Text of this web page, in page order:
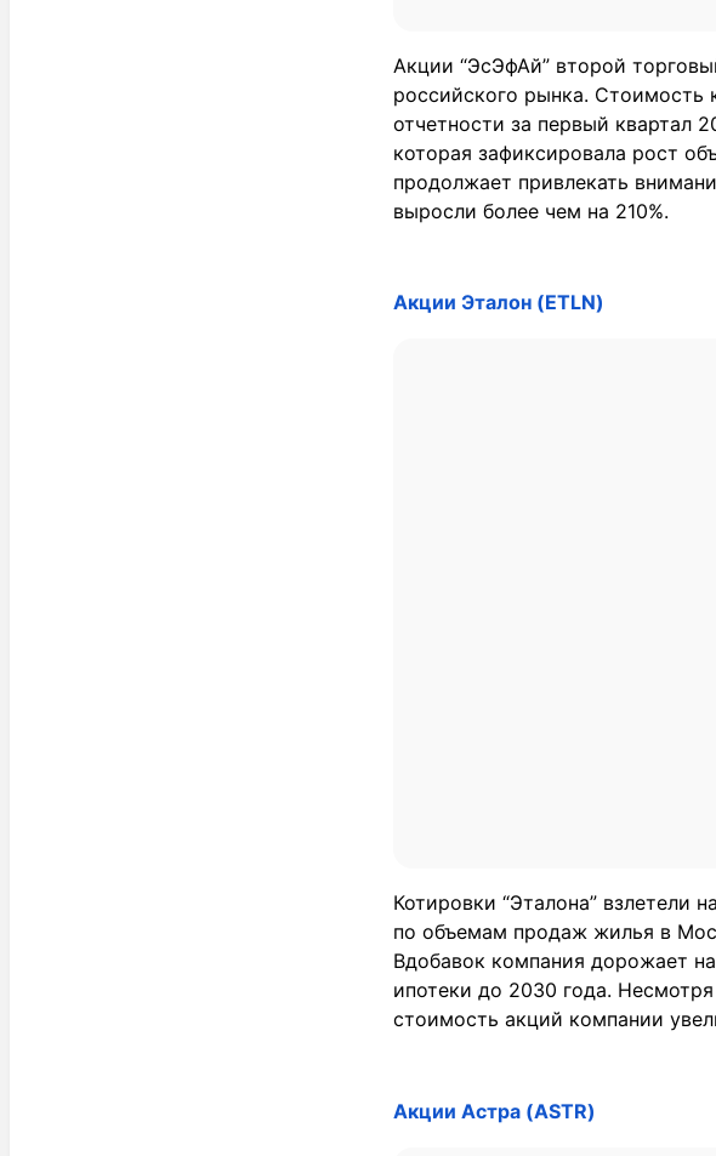
Акции “ЭсЭфАй” второй
российского рынка. Стоимость
отчетности за первый квартал
которая зафиксировала рост
продолжает привлекать
выросли более чем на 210%.
Акции Эталон (ETLN)
Котировки “Эталона” взлетели
по объемам продаж жилья в
Вдобавок компания дорожает
ипотеки до 2030 года.
стоимость акций компании
Акции Астра (ASTR)